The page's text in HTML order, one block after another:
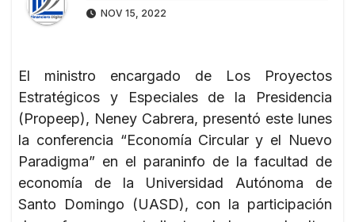
NOV 15, 2022
El ministro encargado de Los Proyectos
Estratégicos y Especiales de la Presidencia
(Propeep), Neney Cabrera, presentó este lunes
la conferencia “Economía Circular y el Nuevo
Paradigma” en el paraninfo de la facultad de
economía de la Universidad Autónoma de
Santo Domingo (UASD), con la participación